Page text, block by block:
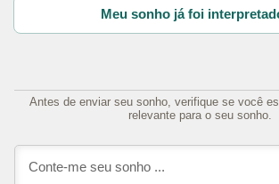
Meu sonho já foi
Antes de enviar seu sonho, verifique se você
relevante para o seu sonho.